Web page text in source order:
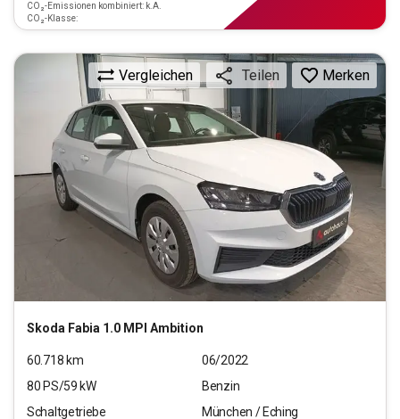
CO₂-Emissionen kombiniert: k.A.
CO₂-Klasse:
Skoda Fabia 1.0 MPI Ambition
Vergleichen Teilen Merken
60.718 km
06/2022
80 PS/59 kW
Benzin
Schaltgetriebe
München / Eching